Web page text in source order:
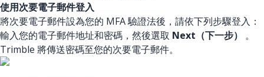
使用次要電子郵件登入
將次要電子郵件設為您的 MFA 驗證法後，請依下列步驟登入：
輸入您的電子郵件地址和密碼，然後選取 Next（下一步）
。
Trimble 將傳送密碼至您的次要電子郵件。